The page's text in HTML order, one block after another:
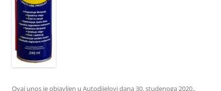
Ovaj unos je objavljen u Autodijelovidana 30. studenoga 2020..